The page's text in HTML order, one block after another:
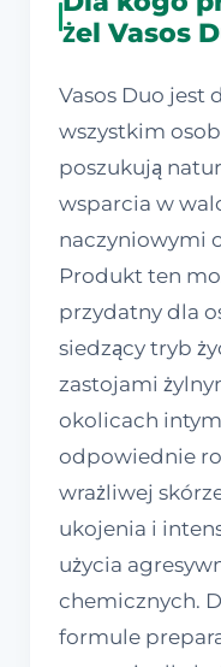
żel Vasos
Vasos Duo jest
wszystkim
poszukują
wsparcia w
naczyniowymi
Produkt ten
przydatny dla
siedzący tryb
zastojami
okolicach
odpowiednie
wrażliwej
ukojenia i
użycia
chemicznych.
formule